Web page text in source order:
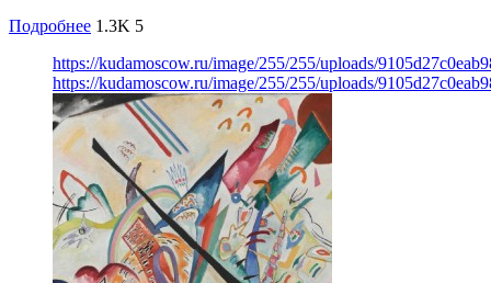
Подробнее 1.3K 5
https://kudamoscow.ru/image/255/255/uploads/
https://kudamoscow.ru/image/255/255/uploads/